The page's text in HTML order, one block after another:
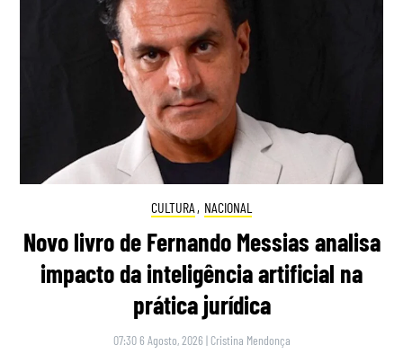
CULTURA , NACIONAL
Novo livro de Fernando Messias analisa
impacto da inteligência artificial na
prática jurídica
07:30 6 Agosto, 2026 | Cristina Mendonça